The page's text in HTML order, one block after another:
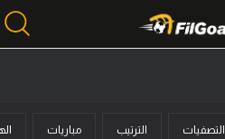
التصفيات الترتيب مباريات